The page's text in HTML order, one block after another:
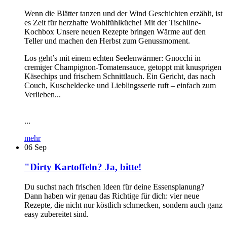
Wenn die Blätter tanzen und der Wind Geschichten erzählt, ist
es Zeit für herzhafte Wohlfühlküche! Mit der Tischline-
Kochbox Unsere neuen Rezepte bringen Wärme auf den
Teller und machen den Herbst zum Genussmoment.
Los geht’s mit einem echten Seelenwärmer: Gnocchi in
cremiger Champignon-Tomatensauce, getoppt mit knusprigen
Käsechips und frischem Schnittlauch. Ein Gericht, das nach
Couch, Kuscheldecke und Lieblingsserie ruft – einfach zum
Verlieben...
...
mehr
06 Sep
"Dirty Kartoffeln? Ja, bitte!
Du suchst nach frischen Ideen für deine Essensplanung?
Dann haben wir genau das Richtige für dich: vier neue
Rezepte, die nicht nur köstlich schmecken, sondern auch ganz
easy zubereitet sind.